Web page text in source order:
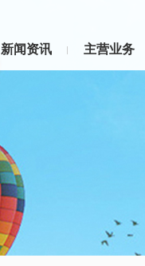
新闻资讯 主营业务